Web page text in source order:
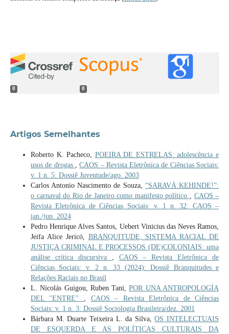
0 0
Artigos Semelhantes
Roberto K. Pacheco, POEIRA DE ESTRELAS: adolescência e
usos de drogas ,CAOS – Revista Eletrônica de Ciências Sociais:
v. 1 n. 5: Dossiê Juventude/ago. 2003
Carlos Antonio Nascimento de Souza, “SARAVÁ KEHINDE!”:
o carnaval do Rio de Janeiro como manifesto político , CAOS –
Revista Eletrônica de Ciências Sociais: v. 1 n. 32: CAOS –
jan./jun. 2024
Pedro Henrique Alves Santos, Uebert Vinicius das Neves Ramos,
Jeifa Alice Jericó, BRANQUITUDE, SISTEMA RACIAL DE
JUSTIÇA CRIMINAL E PROCESSOS (DE)COLONIAIS: uma
análise crítica discursiva , CAOS – Revista Eletrônica de
Ciências Sociais: v. 2 n. 33 (2024): Dossiê Branquitudes e
Relações Raciais no Brasil
L. Nicolás Guigou, Ruben Tani,POR UNA ANTROPOLOGÍA
DEL "ENTRE" , CAOS – Revista Eletrônica de Ciências
Sociais: v. 1 n. 3: Dossiê Sociologia Brasileira/dez. 2001
Bárbara M. Duarte Teixeira L. da Silva,OS INTELECTUAIS
DE ESQUERDA E AS POLÍTICAS CULTURAIS DA